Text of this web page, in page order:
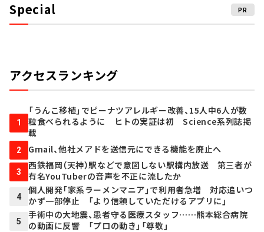
Special PR
アクセスランキング
1
「うんこ移植」でピーナツアレルギー改善、15人中6人が数
粒食べられるように ヒトの実証は初 Science系列誌掲
載
2 Gmail、他社メアドを送信元にできる機能を廃止へ
3
西鉄福岡（天神）駅などで意図しない駅構内放送 第三者が
有名YouTuberの音声を不正に流したか
4
個人開発「家系ラーメンマニア」で利用者急増 対応追いつ
かず一部停止 「より信頼していただけるアプリに」
5
手術中の大地震、患者守る医療スタッフ……熊本総合病院
の動画に反響 「プロの動き」「尊敬」